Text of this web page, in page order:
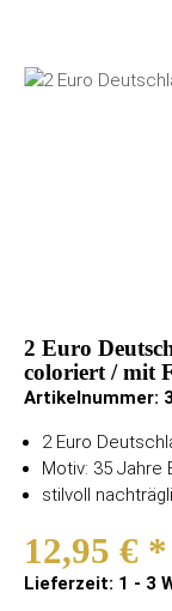
2 Euro
coloriert / mit
Artikelnummer:
2 Euro
Motiv: 35 Jahre
stilvoll
12,95 € *
Lieferzeit: 1 - 3